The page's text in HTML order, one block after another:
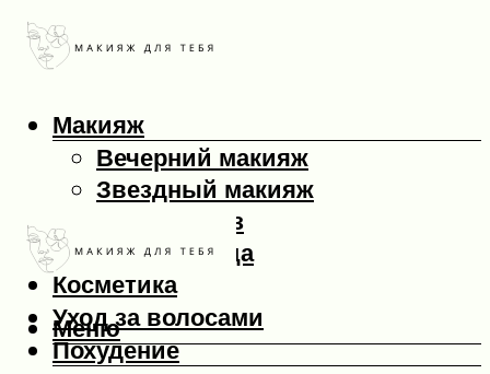
Макияж
Вечерний макияж
Звездный макияж
Макияж глаз
Макияж лица
Косметика
Уход за волосами
Похудение
Меню